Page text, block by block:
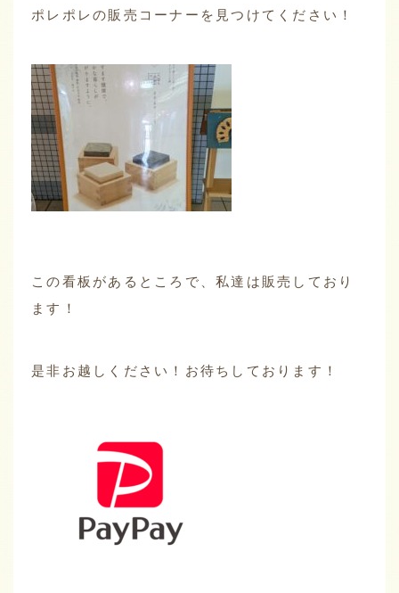
ポレポレの販売コーナーを見つけてください！
この看板があるところで、私達は販売しており
ます！
是非お越しください！お待ちしております！